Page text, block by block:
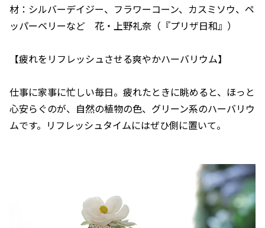
材：シルバーデイジー、フラワーコーン、カスミソウ、ペ
ッパーベリーなど 花・上野礼奈（『プリザ日和』）
【疲れをリフレッシュさせる爽やかハーバリウム】
仕事に家事に忙しい毎日。疲れたときに眺めると、ほっと
心安らぐのが、自然の植物の色、グリーン系のハーバリウ
ムです。リフレッシュタイムにはぜひ側に置いて。